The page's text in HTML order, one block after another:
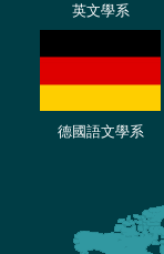
英文學系
德國語文學系